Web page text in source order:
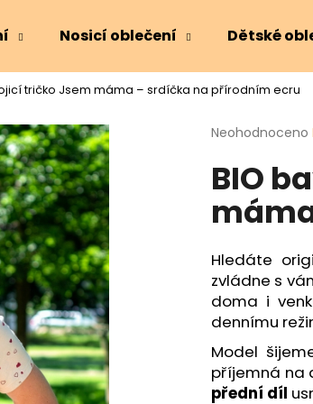
Nosicí oblečení Dětské
tričko Jsem máma – srdíčka na přírodním ecru
Průměrné
produktu
je
hvězdiček.
Neohodnoceno
BIO
Hledáte
zvládne s
doma i
dennímu
Model
příjemná na
přední díl
Co potřebujete najít?
HLEDAT
Doporučujeme